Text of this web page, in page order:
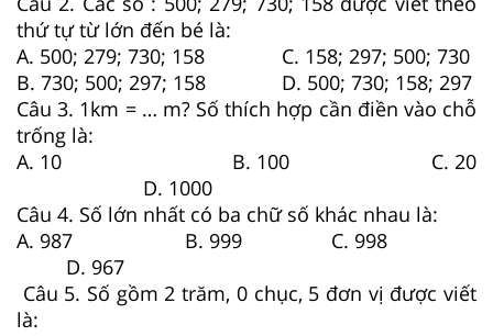
thứ tự từ lớn đến bé là:
A. 500; 279; 730; 158
B. 730; 500; 297; 158
C. 158; 297; 500; 730
D. 500; 730; 158; 297
Câu 3. 1km = … m? Số thích hợp cần điền vào chỗ
trống là:
A. 10 B. 100 C. 20
D. 1000
Câu 4. Số lớn nhất có ba chữ số khác nhau là:
A. 987 B. 999 C. 998
D. 967
Câu 5. Số gồm 2 trăm, 0 chục, 5 đơn vị được viết
là: